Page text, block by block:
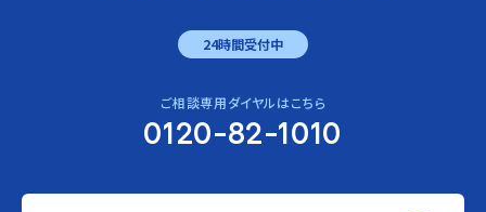
24時間受付中
ご相談専用ダイヤルはこちら
0120-82-1010